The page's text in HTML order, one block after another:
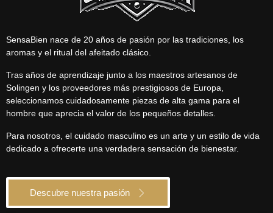
SensaBien nace de 20 años de pasión por las tradiciones, los
aromas y el ritual del afeitado clásico.
Tras años de aprendizaje junto a los maestros artesanos de
Solingen y los proveedores más prestigiosos de Europa,
seleccionamos cuidadosamente piezas de alta gama para el
hombre que aprecia el valor de los pequeños detalles.
Para nosotros, el cuidado masculino es un arte y un estilo de vida
dedicado a ofrecerte una verdadera sensación de bienestar.
Descubre nuestra pasión